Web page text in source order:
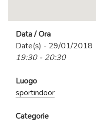
Data / Ora
Date(s) - 29/01/2018
19:30 - 20:30
Luogo
sportindoor
Categorie